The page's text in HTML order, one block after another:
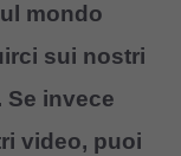
mondo
sui nostri
Se invece
video, puoi